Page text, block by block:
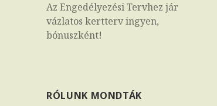
Az Engedélyezési Tervhez jár
vázlatos kertterv ingyen,
bónuszként!
RÓLUNK MONDTÁK